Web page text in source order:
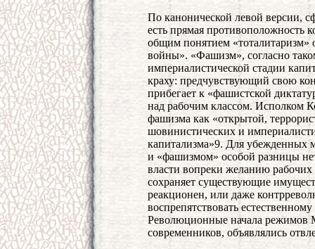
По канонической левой версии,
есть прямая противоположность
общим понятием «тоталитаризм»
войны». «Фашизм», согласно
империалистической стадии
краху: предчувствующий свою
прибегает к «фашистской
над рабочим классом. Исполком
фашизма как «открытой,
шовинистических и
капитализма»9. Для убежденных
и «фашизмом» особой разницы
власти вопреки желанию
сохраняет существующие
реакционен, или даже
воспрепятствовать
Революционные начала режимов
современников, объявлялись